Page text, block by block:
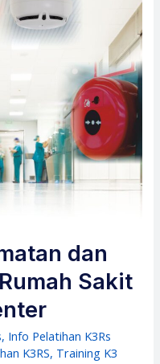
dan
Sakit
, Info Pelatihan K3Rs
K3RS, Training K3